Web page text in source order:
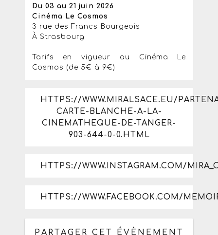
Du 03 au 21 juin 2026
Cinéma Le Cosmos
3 rue des Francs-Bourgeois
À Strasbourg
Tarifs en vigueur au Cinéma Le
Cosmos (de 5€ à 9€)
HTTPS://WWW.MIRALSACE.EU/
CARTE-BLANCHE-A-LA-
CINEMATHEQUE-DE-TANGER-
903-644-0-0.HTML
HTTPS://WWW.INSTAGRAM.COM/
HTTPS://WWW.FACEBOOK.COM/
PARTAGER CET ÉVÈNEMENT